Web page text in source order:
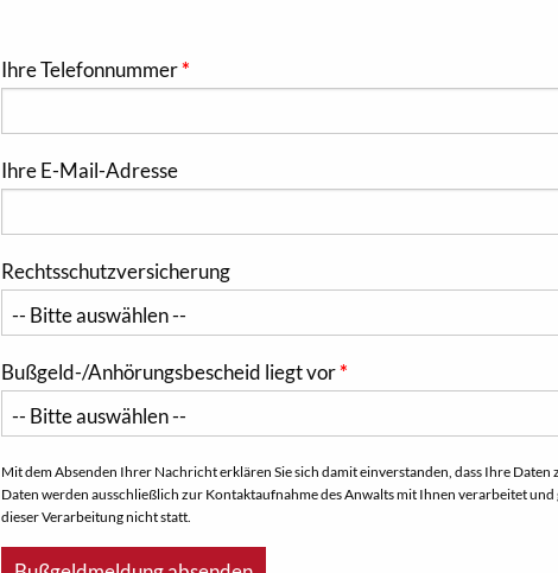
Ihre Telefonnummer
Ihre E-Mail-Adresse
Rechtsschutzversicherung
Bußgeld-/Anhörungsbescheid liegt vor
Mit dem Absenden Ihrer Nachricht erklären Sie sich damit einverstanden, dass Ihre
Daten werden ausschließlich zur Kontaktaufnahme des Anwalts mit Ihnen verarbeitet
dieser Verarbeitung nicht statt.